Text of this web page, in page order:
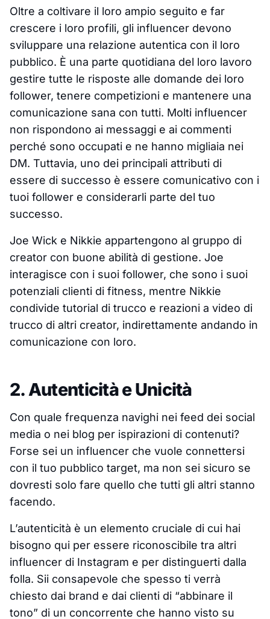
Oltre a coltivare il loro ampio seguito e far
crescere i loro profili, gli influencer devono
sviluppare una relazione autentica con il loro
pubblico. È una parte quotidiana del loro lavoro
gestire tutte le risposte alle domande dei loro
follower, tenere competizioni e mantenere una
comunicazione sana con tutti. Molti influencer
non rispondono ai messaggi e ai commenti
perché sono occupati e ne hanno migliaia nei
DM. Tuttavia, uno dei principali attributi di
essere di successo è essere comunicativo con i
tuoi follower e considerarli parte del tuo
successo.
Joe Wick e Nikkie appartengono al gruppo di
creator con buone abilità di gestione. Joe
interagisce con i suoi follower, che sono i suoi
potenziali clienti di fitness, mentre Nikkie
condivide tutorial di trucco e reazioni a video di
trucco di altri creator, indirettamente andando in
comunicazione con loro.
2. Autenticità e Unicità
Con quale frequenza navighi nei feed dei social
media o nei blog per ispirazioni di contenuti?
Forse sei un influencer che vuole connettersi
con il tuo pubblico target, ma non sei sicuro se
dovresti solo fare quello che tutti gli altri stanno
facendo.
L’autenticità è un elemento cruciale di cui hai
bisogno qui per essere riconoscibile tra altri
influencer di Instagram e per distinguerti dalla
folla. Sii consapevole che spesso ti verrà
chiesto dai brand e dai clienti di “abbinare il
tono” di un concorrente che hanno visto su